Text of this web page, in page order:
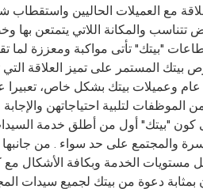
العميلات الحاليين واستقطاب
والمكانة اللاتي يتمتعن بها
تأتى مواكبة ومعززة لما
المستمر على تميز العلاقة
بيتك بشكل خاص، تعبيرا
الموظفات لتلبية احتياجاتهن
إلى كون "بيتك" أول من أطلق خدمة
والمجتمع على حد سواء . من
مستويات الخدمة وبكافة الأشكال
دعوة من بيتك لجميع سيدات